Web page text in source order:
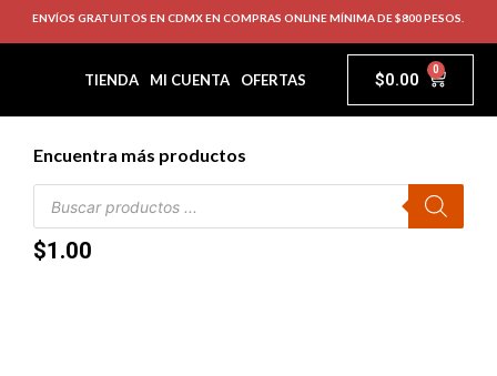
ENVÍOS GRATUITOS EN CDMX EN COMPRAS ONLINE MÍNIMA DE $800 PESOS.
TIENDA MI CUENTA OFERTAS $0.00 0
Encuentra más productos
$1.00